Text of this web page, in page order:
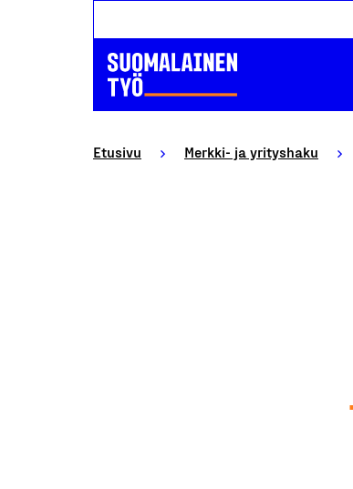
Etusivu Merkki- ja yrityshaku